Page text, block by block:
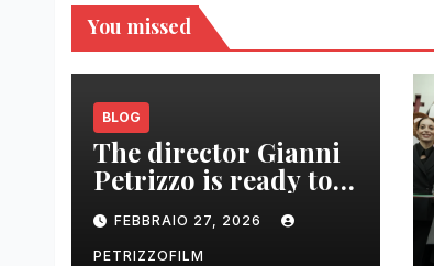
You missed
BLOG
The director Gianni
Petrizzo is ready to
tell Lessons in Love
FEBBRAIO 27, 2026
PETRIZZOFILM